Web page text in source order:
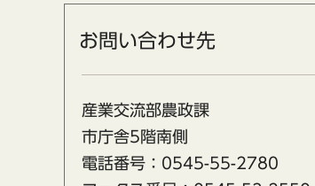
お問い合わせ先
産業交流部農政課
市庁舎5階南側
電話番号：0545-55-2780